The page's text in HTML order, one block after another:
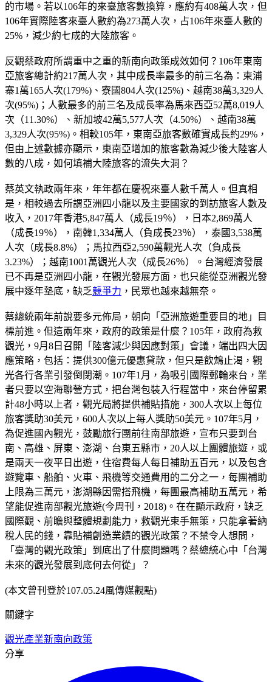
的市場。若以106年的來臺旅客數換算，應約有408萬人次，但
106年實際陸客來臺人數約為273萬人次，占106年來臺人數的
25%，減少約七成的大陸旅客。
反觀蔡政府所謂重中之重的新南向政策成效如何？106年東南
亞旅客總計約217萬人次，其中成長率最多的前三名為：柬浦
寨1萬165人次(179%)、寮國804人次(125%)、越南38萬3,329人
次(95%)；人數最多的前三名及成長率為馬來西亞52萬8,019人
次（11.30%）、新加坡42萬5,577人次（4.50%）、越南38萬
3,329人次(95%)。相較105年，東南亞旅客數確實成長約29%，
但由上述數據亦顯示，東南亞增加的旅客數為減少後大陸客人
數的八成，如何填補大陸旅客的流失大洞？
蔡英文執政兩年來，年年都在慶祝來臺人數千萬人。但真相
是，相較過去所謂亞洲四小龍以及主要國家的到訪旅客人數及
收入，2017年香港5,847萬人（成長19％），日本2,869萬人
（成長19％），南韓1,334萬人（負成長23％），泰國3,538萬
人次（成長8.8%）；馬拉西亞2,590萬觀光人次（負成長
3.23%）；越南1001萬觀光人次（成長26％）。台灣經濟發展
已不再是亞洲四小龍，在觀光發展方面，也只能從亞洲觀光發
展中逐年墊底，缺乏競爭力 ，民眾也越來越無奈。
蔡總統兩年前說要多元佈局，朝向「亞洲旅遊重要目的地」目
標前進。但這兩年來，政府的政策是什麼？105年，政府為救
觀光，9月8日召開「陸客減少與因應對策」會議，端出四大因
應策略，包括：提供300億元優惠貸款，但只是飲鴆止渴，觀
光各行各業引發倒閉潮。107年1月，為吸引國際郵輪來台，業
者只要以空海聯營方式，把台灣包裝入行程當中，來台停留累
計48小時以上者，觀光局將提供補貼措施，300人次以上每位
旅客獎助30美元，600人次以上每人獎助50美元。107年5月，
為促進國內觀光，鼓勵旅行團前往南部旅遊，宣布只要到台
南、高雄、屏東、澎湖、台東五縣市，20人以上團體旅遊，或
是兩天一夜平日出遊，住宿費每人每日補助五百元，以及包含
遊覽車、船舶、火車、飛機等交通費用的二分之一，每團補助
上限為三萬元，澎湖縣因需搭飛機，每團最高補助五萬元，希
望能促進南部觀光旅遊(今周刊，2018)。在在顯示政府，缺乏
國際觀、前瞻與整體規劃能力，救觀光束手無策，只能拿著納
稅人民的錢，靠貼補創造業績的觀光政策？不禁令人想問，
「臺灣的觀光政策」到底出了什麼問題嗎？蔡總統心中「台灣
未來的觀光發展到底何去何從」？
(本文曾刊登於107.05.24風傳媒觀點)
關鍵字
觀光產業新南向政策
分享